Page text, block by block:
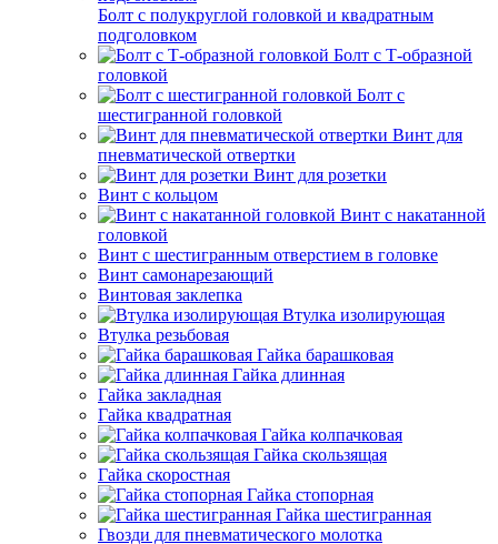
Болт с полукруглой головкой и квадратным
подголовком
Болт с Т-образной
головкой
Болт с
шестигранной головкой
Винт для
пневматической отвертки
Винт для розетки
Винт с кольцом
Винт с накатанной
головкой
Винт с шестигранным отверстием в головке
Винт самонарезающий
Винтовая заклепка
Втулка изолирующая
Втулка резьбовая
Гайка барашковая
Гайка длинная
Гайка закладная
Гайка квадратная
Гайка колпачковая
Гайка скользящая
Гайка скоростная
Гайка стопорная
Гайка шестигранная
Гвозди для пневматического молотка